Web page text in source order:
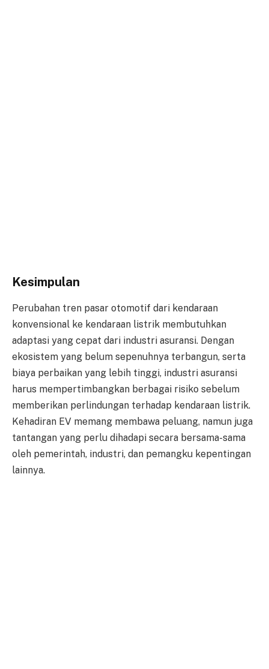
Kesimpulan
Perubahan tren pasar otomotif dari kendaraan
konvensional ke kendaraan listrik membutuhkan
adaptasi yang cepat dari industri asuransi. Dengan
ekosistem yang belum sepenuhnya terbangun, serta
biaya perbaikan yang lebih tinggi, industri asuransi
harus mempertimbangkan berbagai risiko sebelum
memberikan perlindungan terhadap kendaraan listrik.
Kehadiran EV memang membawa peluang, namun juga
tantangan yang perlu dihadapi secara bersama-sama
oleh pemerintah, industri, dan pemangku kepentingan
lainnya.